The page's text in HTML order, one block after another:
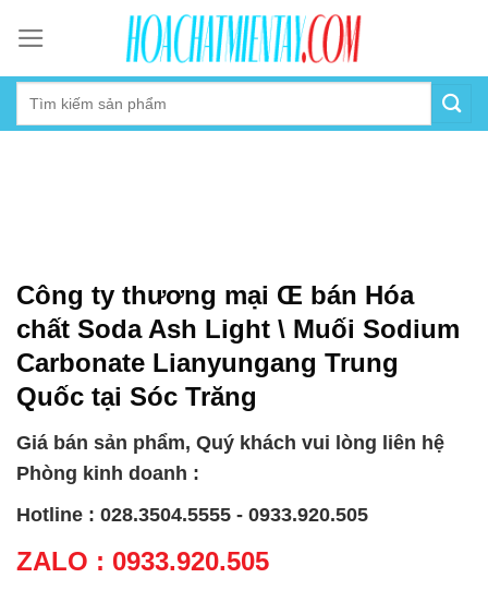
content
Công ty thương mại Œ bán Hóa
chất Soda Ash Light \ Muối Sodium
Carbonate Lianyungang Trung
Quốc tại Sóc Trăng
Giá bán sản phẩm, Quý khách vui lòng liên hệ
Phòng kinh doanh :
Hotline : 028.3504.5555 - 0933.920.505
ZALO : 0933.920.505